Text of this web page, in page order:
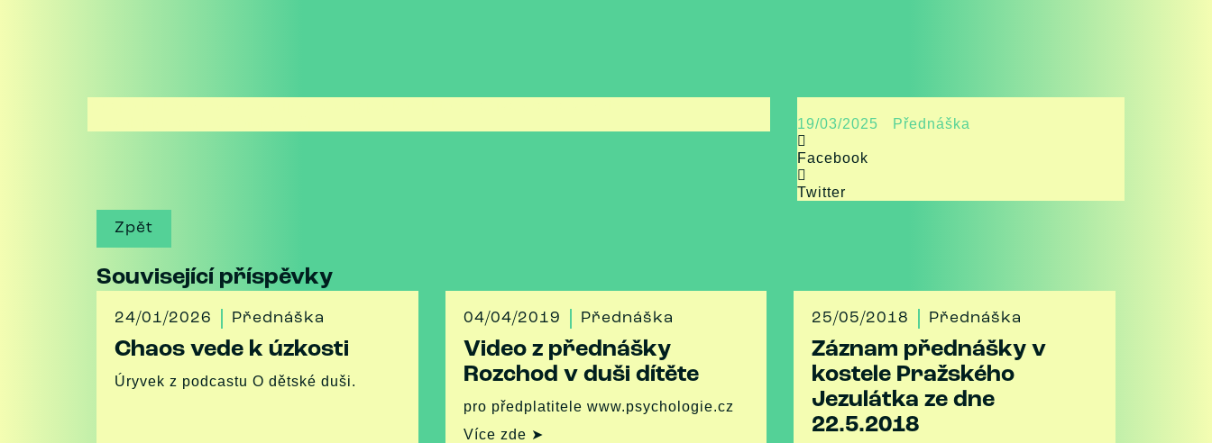
19/03/2025 Přednáška
Facebook
Twitter
Zpět
Související příspěvky
24/01/2026 Přednáška
Chaos vede k úzkosti
Úryvek z podcastu O dětské duši.
04/04/2019 Přednáška
Video z přednášky
Rozchod v duši dítěte
pro předplatitele www.psychologie.cz
Více zde ➤
25/05/2018 Přednáška
Záznam přednášky v
kostele Pražského
Jezulátka ze dne
22.5.2018